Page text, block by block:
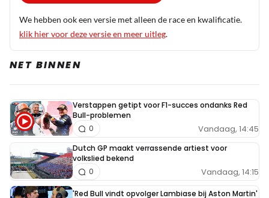
Competetive Car
Paddy33
28 augustus 2021 15:59
Ik snap alleen nog niet dat Bottas op 8 staat, die kreeg
toch 5 plaatsen grid straf????
We hebben ook een versie met alleen de race en kwalificatie.
klik hier voor deze versie en meer uitleg.
NET BINNEN
Verstappen getipt voor F1-succes ondanks Red
Bull-problemen
Vandaag, 14:45
0
Dutch GP maakt verrassende artiest voor
volkslied bekend
Vandaag, 14:15
0
'Red Bull vindt opvolger Lambiase bij Aston Martin'